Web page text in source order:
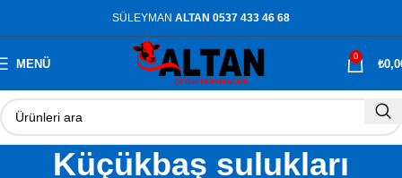
SÜLEYMAN ALTAN 0537 433 46 68
MENÜ
0
₺
Küçükbaş sulukları